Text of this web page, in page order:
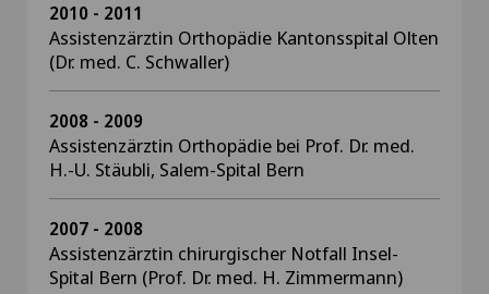
2010 - 2011
Assistenzärztin Orthopädie Kantonsspital Olten
(Dr. med. C. Schwaller)
2008 - 2009
Assistenzärztin Orthopädie bei Prof. Dr. med.
H.-U. Stäubli, Salem-Spital Bern
2007 - 2008
Assistenzärztin chirurgischer Notfall Insel-
Spital Bern (Prof. Dr. med. H. Zimmermann)